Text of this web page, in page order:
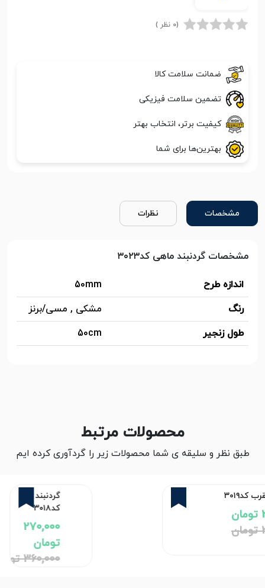
(0 نظر )
ضمانت سلامت کالا
تضمین سلامت فیزیکی
کیفیت برتر، انتخاب بهتر
بهترین‌ها برای شما
مشخصات نظرات
مشخصات گردنبند ماهی کد۳۰۲۳
اندازه طرح
50mm
رنگ
مشکی , مسی/برنز
طول زنجیر
50cm
محصولات مرتبط
طبق نظر و سلیقه ی شما محصولات زیر را گردآوری کرده ایم
25%
25%